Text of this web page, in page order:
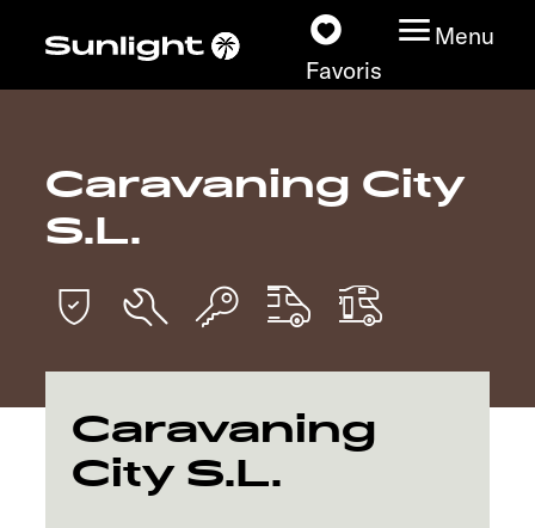
Favoris
Menu
Nos modèles
Recherchez votre
Nos concessionnaires
Découvrir
Caravaning City
S.L.
Caravaning
City S.L.